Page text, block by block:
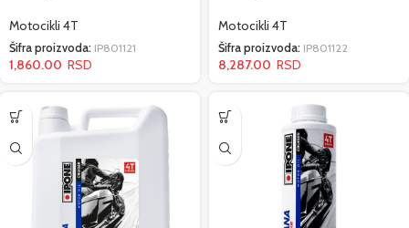
Motocikli 4T
Šifra proizvoda: IP801121
1,860.00
Motocikli 4T
Šifra proizvoda: IP801122
8,287.00